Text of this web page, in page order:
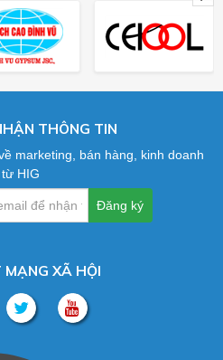
THÔNG TIN
marketing, bán hàng, kinh doanh
từ HIG
MẠNG XÃ HỘI